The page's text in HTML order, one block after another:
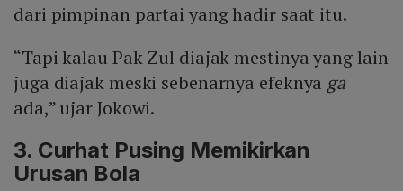
dari pimpinan partai yang hadir saat itu.
“Tapi kalau Pak Zul diajak mestinya yang lain
juga diajak meski sebenarnya efeknyaga
ada,” ujar Jokowi.
3. Curhat Pusing Memikirkan
Urusan Bola